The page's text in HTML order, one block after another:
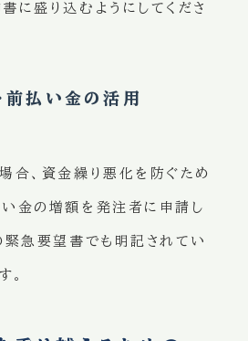
に盛り込むようにしてくださ
払い金の活用
合、資金繰り悪化を防ぐため
金の増額を発注者に申請し
緊急要望書でも明記されてい
。